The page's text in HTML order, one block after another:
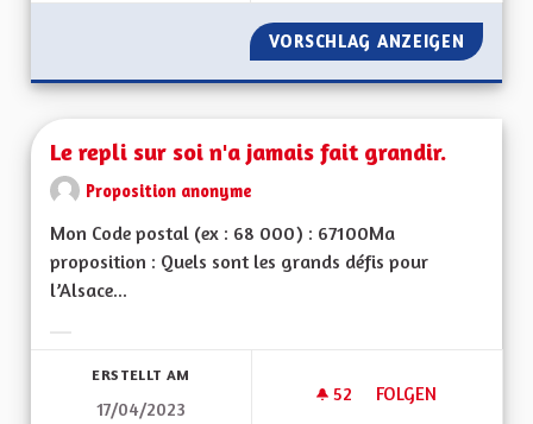
VORSCHLAG ANZEIGEN LE
Le repli sur soi n'a jamais fait grandir.
Proposition anonyme
Mon Code postal (ex : 68 000) : 67100Ma
proposition : Quels sont les grands défis pour
l’Alsace...
ERSTELLT AM
17/04/2023
52 52 FOLLOWER
FOLGEN
LE REPLI SUR SOI